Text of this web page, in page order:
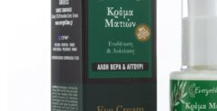
Ricínový olej
11,00
€
Čistenie pleti